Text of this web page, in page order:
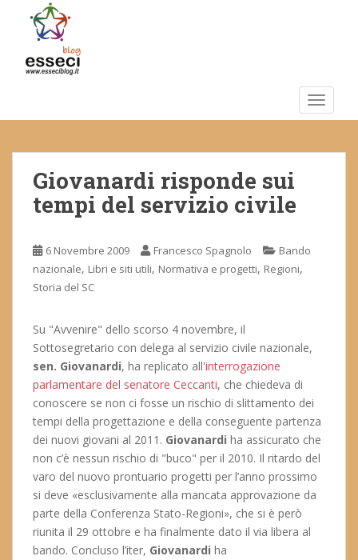
m
Giovanardi risponde sui
tempi del servizio civile
6 Novembre 2009 Francesco Spagnolo
Bando
nazionale, Libri e siti utili, Normativa e progetti, Regioni,
Storia del SC
Su "Avvenire" dello scorso 4 novembre, il
Sottosegretario con delega al servizio civile nazionale,
sen. Giovanardi, ha replicato all'interrogazione
parlamentare del senatore Ceccanti, che chiedeva di
conoscere se non ci fosse un rischio di slittamento dei
tempi della progettazione e della conseguente partenza
dei nuovi giovani al 2011. Giovanardi ha assicurato che
non c’è nessun rischio di "buco" per il 2010. Il ritardo del
varo del nuovo prontuario progetti per l’anno prossimo
si deve «esclusivamente alla mancata approvazione da
parte della Conferenza Stato-Regioni», che si è però
riunita il 29 ottobre e ha finalmente dato il via libera al
bando. Concluso l’iter, Giovanardi ha